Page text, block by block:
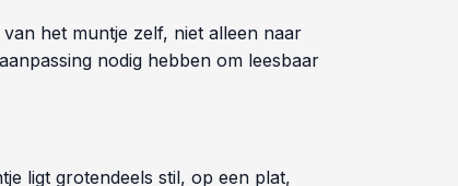
het muntje zelf, niet alleen naar
nodig hebben om leesbaar
ligt grotendeels stil, op een plat,